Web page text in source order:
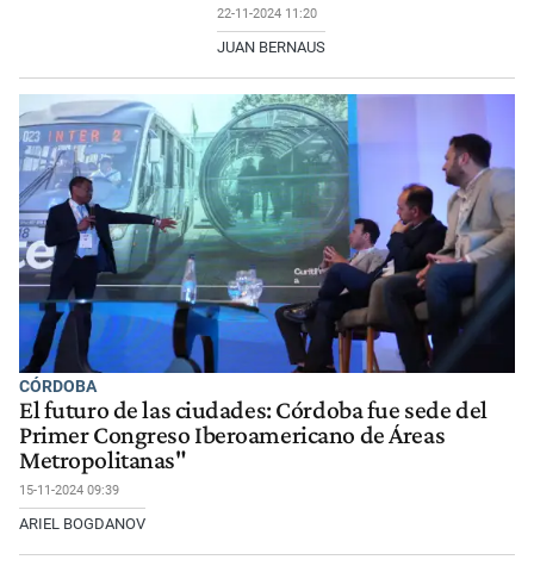
22-11-2024 11:20
JUAN BERNAUS
CÓRDOBA
El futuro de las ciudades: Córdoba fue sede del
Primer Congreso Iberoamericano de Áreas
Metropolitanas"
15-11-2024 09:39
ARIEL BOGDANOV